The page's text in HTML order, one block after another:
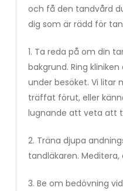
och få den tandvård
dig som är rädd för
1. Ta reda på om din
bakgrund. Ring
under besöket. Vi litar
träffat förut, eller
lugnande att veta att
2. Träna djupa
tandläkaren. Meditera,
3. Be om bedövning